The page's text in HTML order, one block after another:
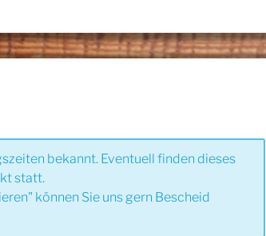
bekannt. Eventuell finden dieses
statt.
können Sie uns gern Bescheid